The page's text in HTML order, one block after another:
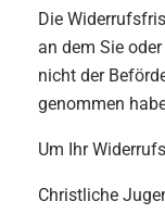
Die
an dem Sie
nicht der
genommen
Um Ihr
Christliche